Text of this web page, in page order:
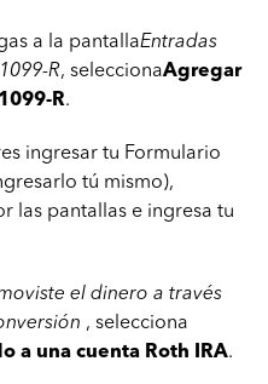
a la pantallaEntradas
R, seleccionaAgregar
R.
ingresar tu Formulario
tú mismo),
las pantallas e ingresa tu
el dinero a través
, selecciona
a una cuenta Roth IRA.